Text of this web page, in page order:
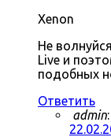
Xenon
Не
Live и
подобных
Ответить
admin: